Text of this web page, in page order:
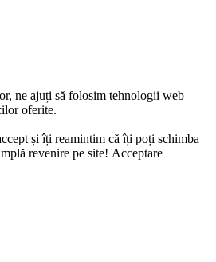
ne ajuți să folosim tehnologii web
oferite.
și îți reamintim că îți poți schimba
revenire pe site! Acceptare